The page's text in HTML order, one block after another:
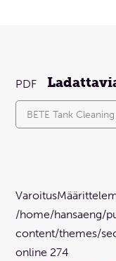
BETE Tank
Varoitus
/home/hansaeng/
content/themes/
online 274